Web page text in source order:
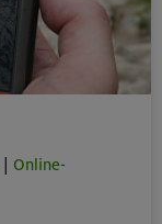
Online-